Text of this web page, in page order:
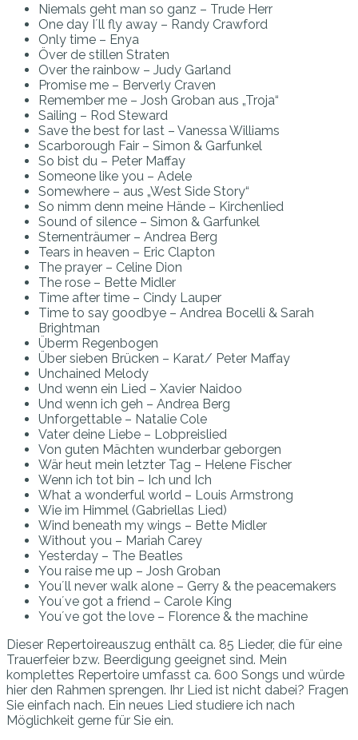
Niemals geht man so ganz – Trude Herr
One day I´ll fly away – Randy Crawford
Only time – Enya
Över de stillen Straten
Over the rainbow – Judy Garland
Promise me – Berverly Craven
Remember me – Josh Groban aus „Troja“
Sailing – Rod Steward
Save the best for last – Vanessa Williams
Scarborough Fair – Simon & Garfunkel
So bist du – Peter Maffay
Someone like you – Adele
Somewhere – aus „West Side Story“
So nimm denn meine Hände – Kirchenlied
Sound of silence – Simon & Garfunkel
Sternenträumer – Andrea Berg
Tears in heaven – Eric Clapton
The prayer – Celine Dion
The rose – Bette Midler
Time after time – Cindy Lauper
Time to say goodbye – Andrea Bocelli & Sarah
Brightman
Überm Regenbogen
Über sieben Brücken – Karat/ Peter Maffay
Unchained Melody
Und wenn ein Lied – Xavier Naidoo
Und wenn ich geh – Andrea Berg
Unforgettable – Natalie Cole
Vater deine Liebe – Lobpreislied
Von guten Mächten wunderbar geborgen
Wär heut mein letzter Tag – Helene Fischer
Wenn ich tot bin – Ich und Ich
What a wonderful world – Louis Armstrong
Wie im Himmel (Gabriellas Lied)
Wind beneath my wings – Bette Midler
Without you – Mariah Carey
Yesterday – The Beatles
You raise me up – Josh Groban
You´ll never walk alone – Gerry & the peacemakers
You´ve got a friend – Carole King
You´ve got the love – Florence & the machine
Dieser Repertoireauszug enthält ca. 85 Lieder, die für eine
Trauerfeier bzw. Beerdigung geeignet sind. Mein
komplettes Repertoire umfasst ca. 600 Songs und würde
hier den Rahmen sprengen. Ihr Lied ist nicht dabei? Fragen
Sie einfach nach. Ein neues Lied studiere ich nach
Möglichkeit gerne für Sie ein.